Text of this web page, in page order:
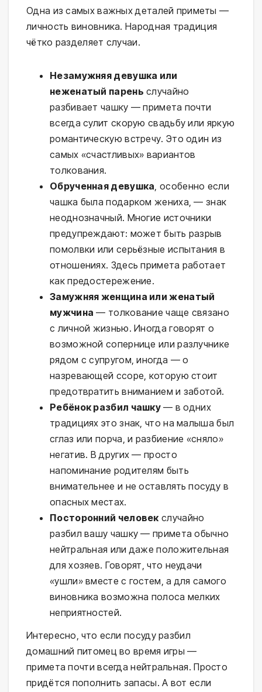
Одна из самых важных деталей приметы —
личность виновника. Народная традиция
чётко разделяет случаи.
Незамужняя девушка или
неженатый парень случайно
разбивает чашку — примета почти
всегда сулит скорую свадьбу или яркую
романтическую встречу. Это один из
самых «счастливых» вариантов
толкования.
Обрученная девушка , особенно если
чашка была подарком жениха, — знак
неоднозначный. Многие источники
предупреждают: может быть разрыв
помолвки или серьёзные испытания в
отношениях. Здесь примета работает
как предостережение.
Замужняя женщина или женатый
мужчина — толкование чаще связано
с личной жизнью. Иногда говорят о
возможной сопернице или разлучнике
рядом с супругом, иногда — о
назревающей ссоре, которую стоит
предотвратить вниманием и заботой.
Ребёнок разбил чашку — в одних
традициях это знак, что на малыша был
сглаз или порча, и разбиение «сняло»
негатив. В других — просто
напоминание родителям быть
внимательнее и не оставлять посуду в
опасных местах.
Посторонний человек случайно
разбил вашу чашку — примета обычно
нейтральная или даже положительная
для хозяев. Говорят, что неудачи
«ушли» вместе с гостем, а для самого
виновника возможна полоса мелких
неприятностей.
Интересно, что если посуду разбил
домашний питомец во время игры —
примета почти всегда нейтральная. Просто
придётся пополнить запасы. А вот если